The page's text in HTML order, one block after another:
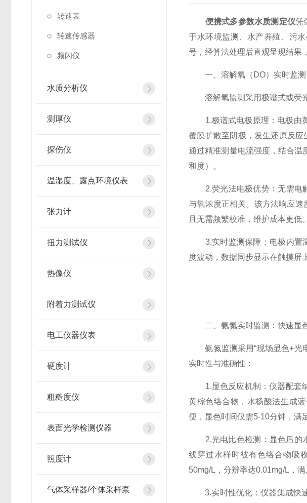
转速表
转速传感器
频闪仪
水质分析仪
测厚仪
探伤仪
温湿度、露点环境仪表
张力计
扭力测试仪
热像仪
附着力测试仪
电工仪器仪表
硬度计
粗糙度仪
表面光学检测仪器
照度计
气体采样器/个体采样泵
便携式多参数水质测定仪凭
于水环境监测、水产养殖、污
号，经算法处理后直观呈现结果
一、溶解氧（DO）实时监测
溶解氧监测采用极谱式或荧光
1.极谱式电极原理：电极由黄
覆膜扩散至阴极，发生还原反
通过精准测量电流强度，结合
和度）。
2.荧光法电极优势：无需电解
与氧浓度正相关。该方法响应速
且无需频繁校准，维护成本更低。
3.实时监测保障：电极内置温
度波动，数据同步显示在触摸屏
二、氨氮实时监测：快速显色
氨氮监测采用“现场显色+光电
实时性与准确性：
1.显色反应机制：仪器配套纳
黄棕色络合物，水杨酸法生成
便，显色时间仅需5-10分钟，满
2.光电比色检测：显色后的水
线穿过水样时被有色络合物吸
50mg/L，分辨率达0.01mg/L，
3.实时性优化：仪器集成快速